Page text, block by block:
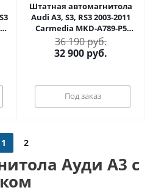
Штатная автомагнитола
Audi A3, S3, RS3 2003-2011
Carmedia MKD-A789-P5
Android 10 DSP
36 190 руб.
32 900 руб.
Под заказ
1 2
Ауди А3 с